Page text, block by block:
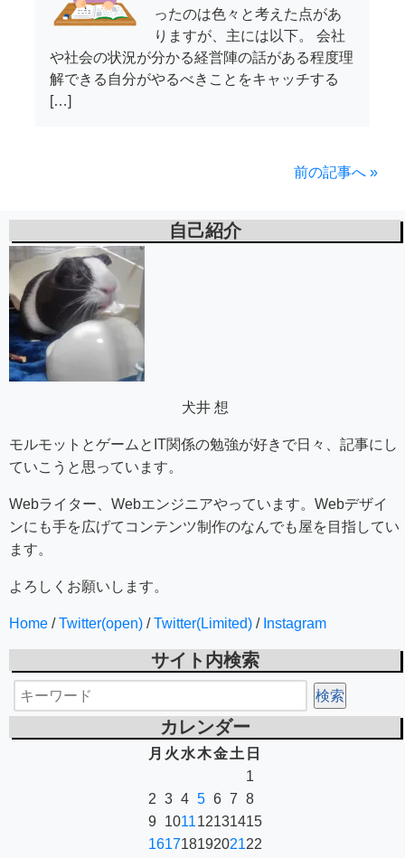
ったのは色々と考えた点があ
りますが、主には以下。 会社
や社会の状況が分かる経営陣の話がある程度理
解できる自分がやるべきことをキャッチする
[…]
前の記事へ »
自己紹介
犬井 想
モルモットとゲームとIT関係の勉強が好きで日々、記事にし
ていこうと思っています。
Webライター、Webエンジニアやっています。Webデザイ
ンにも手を広げてコンテンツ制作のなんでも屋を目指してい
ます。
よろしくお願いします。
Home /Twitter(open) /Twitter(Limited) / Instagram
サイト内検索
カレンダー
月 火 水木金 土 日
1
2 3 4 5 6 7 8
9
101112131415
16171819202122